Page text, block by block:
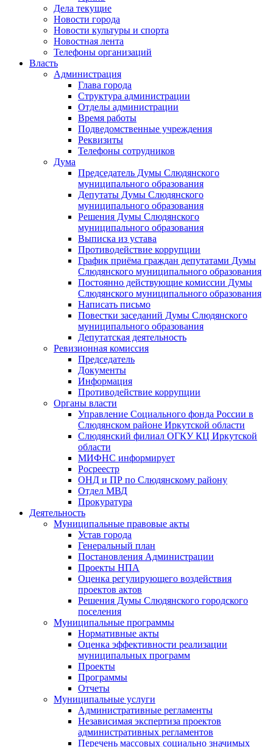
Дела текущие
Новости города
Новости культуры и спорта
Новостная лента
Телефоны организаций
Власть
Администрация
Глава города
Структура администрации
Отделы администрации
Время работы
Подведомственные учреждения
Реквизиты
Телефоны сотрудников
Дума
Председатель Думы Слюдянского
муниципального образования
Депутаты Думы Слюдянского
муниципального образования
Решения Думы Слюдянского
муниципального образования
Выписка из устава
Противодействие коррупции
График приёма граждан депутатами Думы
Слюдянского муниципального образования
Постоянно действующие комиссии Думы
Слюдянского муниципального образования
Написать письмо
Повестки заседаний Думы Слюдянского
муниципального образования
Депутатская деятельность
Ревизионная комиссия
Председатель
Документы
Информация
Противодействие коррупции
Органы власти
Управление Социального фонда России в
Слюдянском районе Иркутской области
Слюдянский филиал ОГКУ КЦ Иркутской
области
МИФНС информирует
Росреестр
ОНД и ПР по Слюдянскому району
Отдел МВД
Прокуратура
Деятельность
Муниципальные правовые акты
Устав города
Генеральный план
Постановления Администрации
Проекты НПА
Оценка регулирующего воздействия
проектов актов
Решения Думы Слюдянского городского
поселения
Муниципальные программы
Нормативные акты
Оценка эффективности реализации
муниципальных программ
Проекты
Программы
Отчеты
Муниципальные услуги
Административные регламенты
Независимая экспертиза проектов
административных регламентов
Перечень массовых социально значимых